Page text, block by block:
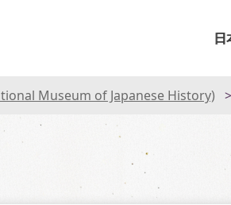
日
Museum of Japanese History)